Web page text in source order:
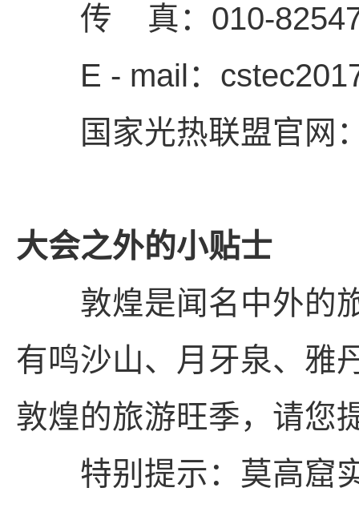
传 真：010-
E - mail：
国家光热联盟官网
大会之外的小贴士
敦煌是闻名中外的旅
有鸣沙山、月牙泉、雅
敦煌的旅游旺季，请您
特别提示：莫高窟实